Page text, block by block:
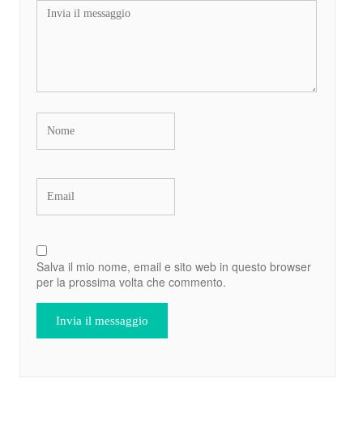
Salva il mio nome, email e sito web in questo browser
per la prossima volta che commento.